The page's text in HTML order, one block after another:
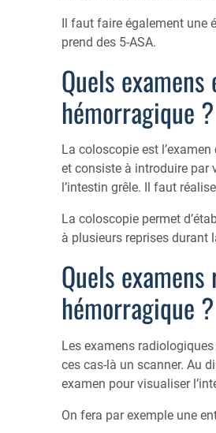
Il faut faire également une
prend des 5-ASA.
Quels
hémorragique ?
La coloscopie est
et consiste à introduire par
l’intestin grêle. Il faut
La coloscopie permet
à plusieurs reprises durant
Quels
hémorragique ?
Les examens
ces cas-là un scanner. Au
examen pour visualiser
On fera par exemple une